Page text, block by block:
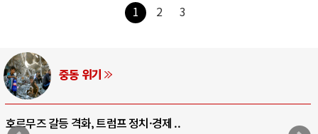
1 2 3
중동 위기
호르무즈 갈등 격화, 트럼프 정치·경제 ..